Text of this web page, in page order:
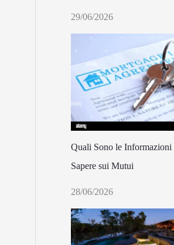
29/06/2026
Quali Sono le Informazioni
Sapere sui Mutui
28/06/2026